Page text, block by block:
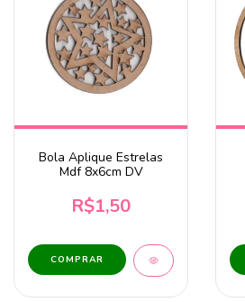
Bola Aplique Estrelas
Mdf 8x6cm DV
R$1,50